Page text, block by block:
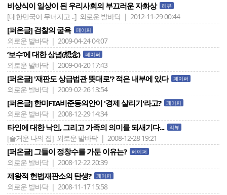
비상식이 일상이 된 우리사회의 부끄러운 자화상 리뷰
[대한민국이 무너지고 ..] 외로운 발바닥 | 2012-11-29 00:44
[퍼온글] 검찰의 굴욕 페이퍼
외로운 발바닥 | 2009-04-24 04:07
‘보수’에 대한 상념(想念) 페이퍼
외로운 발바닥 | 2009-04-20 17:43
[퍼온글] '재판도 상급법관 뜻대로'? 적은 내부에 있다 페이퍼
외로운 발바닥 | 2009-02-26 13:54
[퍼온글] 한미FTA비준동의안이 '경제 살리기'라고? 페이퍼
외로운 발바닥 | 2008-12-29 14:34
타인에 대한 낙인, 그리고 가족의 의미를 되새기다... 리뷰
[즐거운 나의 집] 외로운 발바닥 | 2008-12-28 19:21
[퍼온글] 그들이 정창수를 가둔 이유는? 페이퍼
외로운 발바닥 | 2008-12-22 20:39
제왕적 헌법재판소의 탄생? 페이퍼
외로운 발바닥 | 2008-11-17 15:58